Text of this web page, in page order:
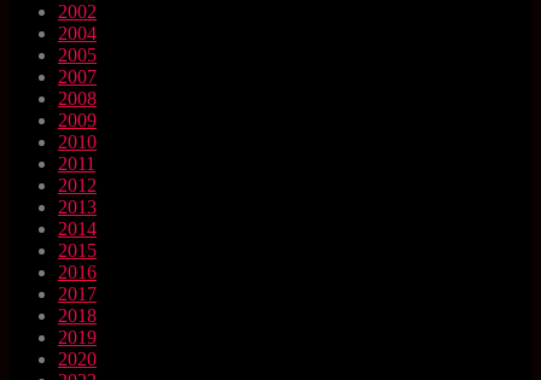
2002
2004
2005
2007
2008
2009
2010
2011
2012
2013
2014
2015
2016
2017
2018
2019
2020